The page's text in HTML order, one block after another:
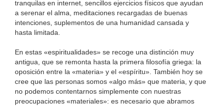
tranquilas en internet, sencillos ejercicios físicos que ayudan
a serenar el alma, meditaciones recargadas de buenas
intenciones, suplementos de una humanidad cansada y
hasta limitada.
En estas «espiritualidades» se recoge una distinción muy
antigua, que se remonta hasta la primera filosofía griega: la
oposición entre la «materia» y el «espíritu». También hoy se
cree que las personas somos «algo más» que materia, y que
no podemos contentarnos simplemente con nuestras
preocupaciones «materiales»: es necesario que abramos